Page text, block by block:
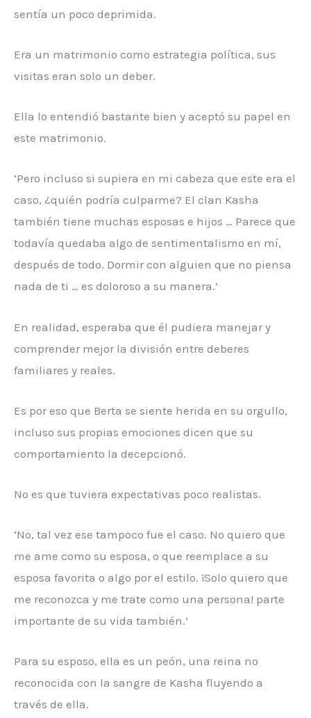
sentía un poco deprimida.
Era un matrimonio como estrategia política, sus
visitas eran solo un deber.
Ella lo entendió bastante bien y aceptó su papel en
este matrimonio.
‘Pero incluso si supiera en mi cabeza que este era el
caso, ¿quién podría culparme? El clan Kasha
también tiene muchas esposas e hijos … Parece que
todavía quedaba algo de sentimentalismo en mí,
después de todo. Dormir con alguien que no piensa
nada de ti … es doloroso a su manera.’
En realidad, esperaba que él pudiera manejar y
comprender mejor la división entre deberes
familiares y reales.
Es por eso que Berta se siente herida en su orgullo,
incluso sus propias emociones dicen que su
comportamiento la decepcionó.
No es que tuviera expectativas poco realistas.
‘No, tal vez ese tampoco fue el caso. No quiero que
me ame como su esposa, o que reemplace a su
esposa favorita o algo por el estilo. ¡Solo quiero que
me reconozca y me trate como una persona! parte
importante de su vida también.’
Para su esposo, ella es un peón, una reina no
reconocida con la sangre de Kasha fluyendo a
través de ella.